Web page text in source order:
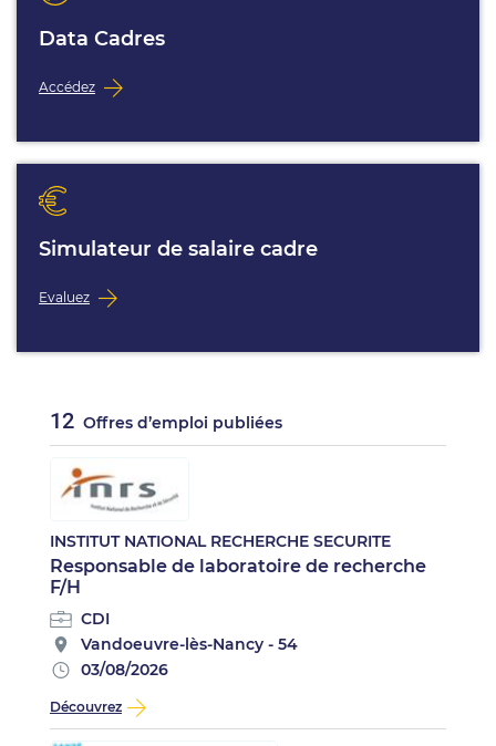
Data Cadres
Accédez
Simulateur de salaire cadre
Evaluez
12 Offres d’emploi publiées
INSTITUT NATIONAL RECHERCHE SECURITE
Responsable de laboratoire de recherche
F/H
CDI
Vandoeuvre-lès-Nancy - 54
03/08/2026
Découvrez